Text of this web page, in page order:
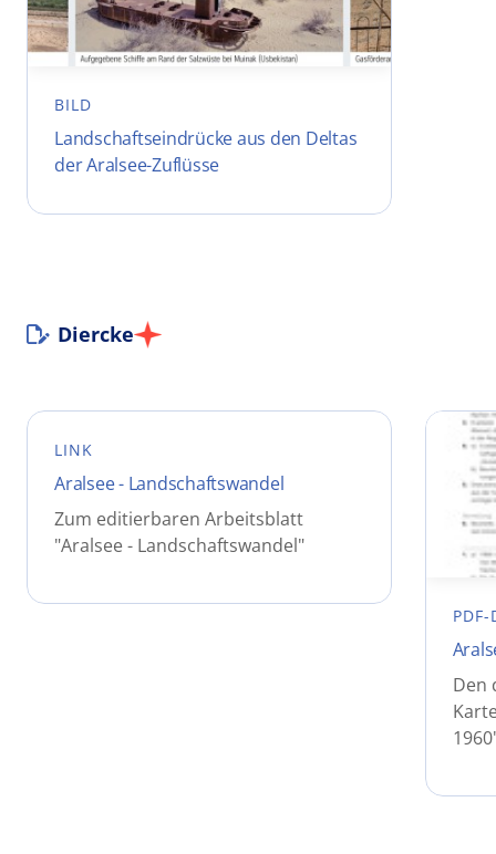
BILD
Landschaftseindrücke aus den Deltas
der Aralsee-Zuflüsse
Diercke
LINK
Aralsee - Landschaftswandel
Zum editierbaren Arbeitsblatt
"Aralsee - Landschaftswandel"
PDF-
Den